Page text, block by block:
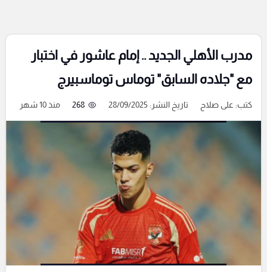
مدرب الأهلي الجديد .. إمام عاشور في اختبار
مع "جلاده السابق" توماس توماسبيرج
كتب: على صلاح تاريخ النشر: 28/09/2025 268 منذ 10 شهر